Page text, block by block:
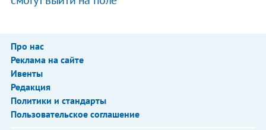
Про нас
Реклама на сайте
Ивенты
Редакция
Политики и стандарты
Пользовательское соглашение